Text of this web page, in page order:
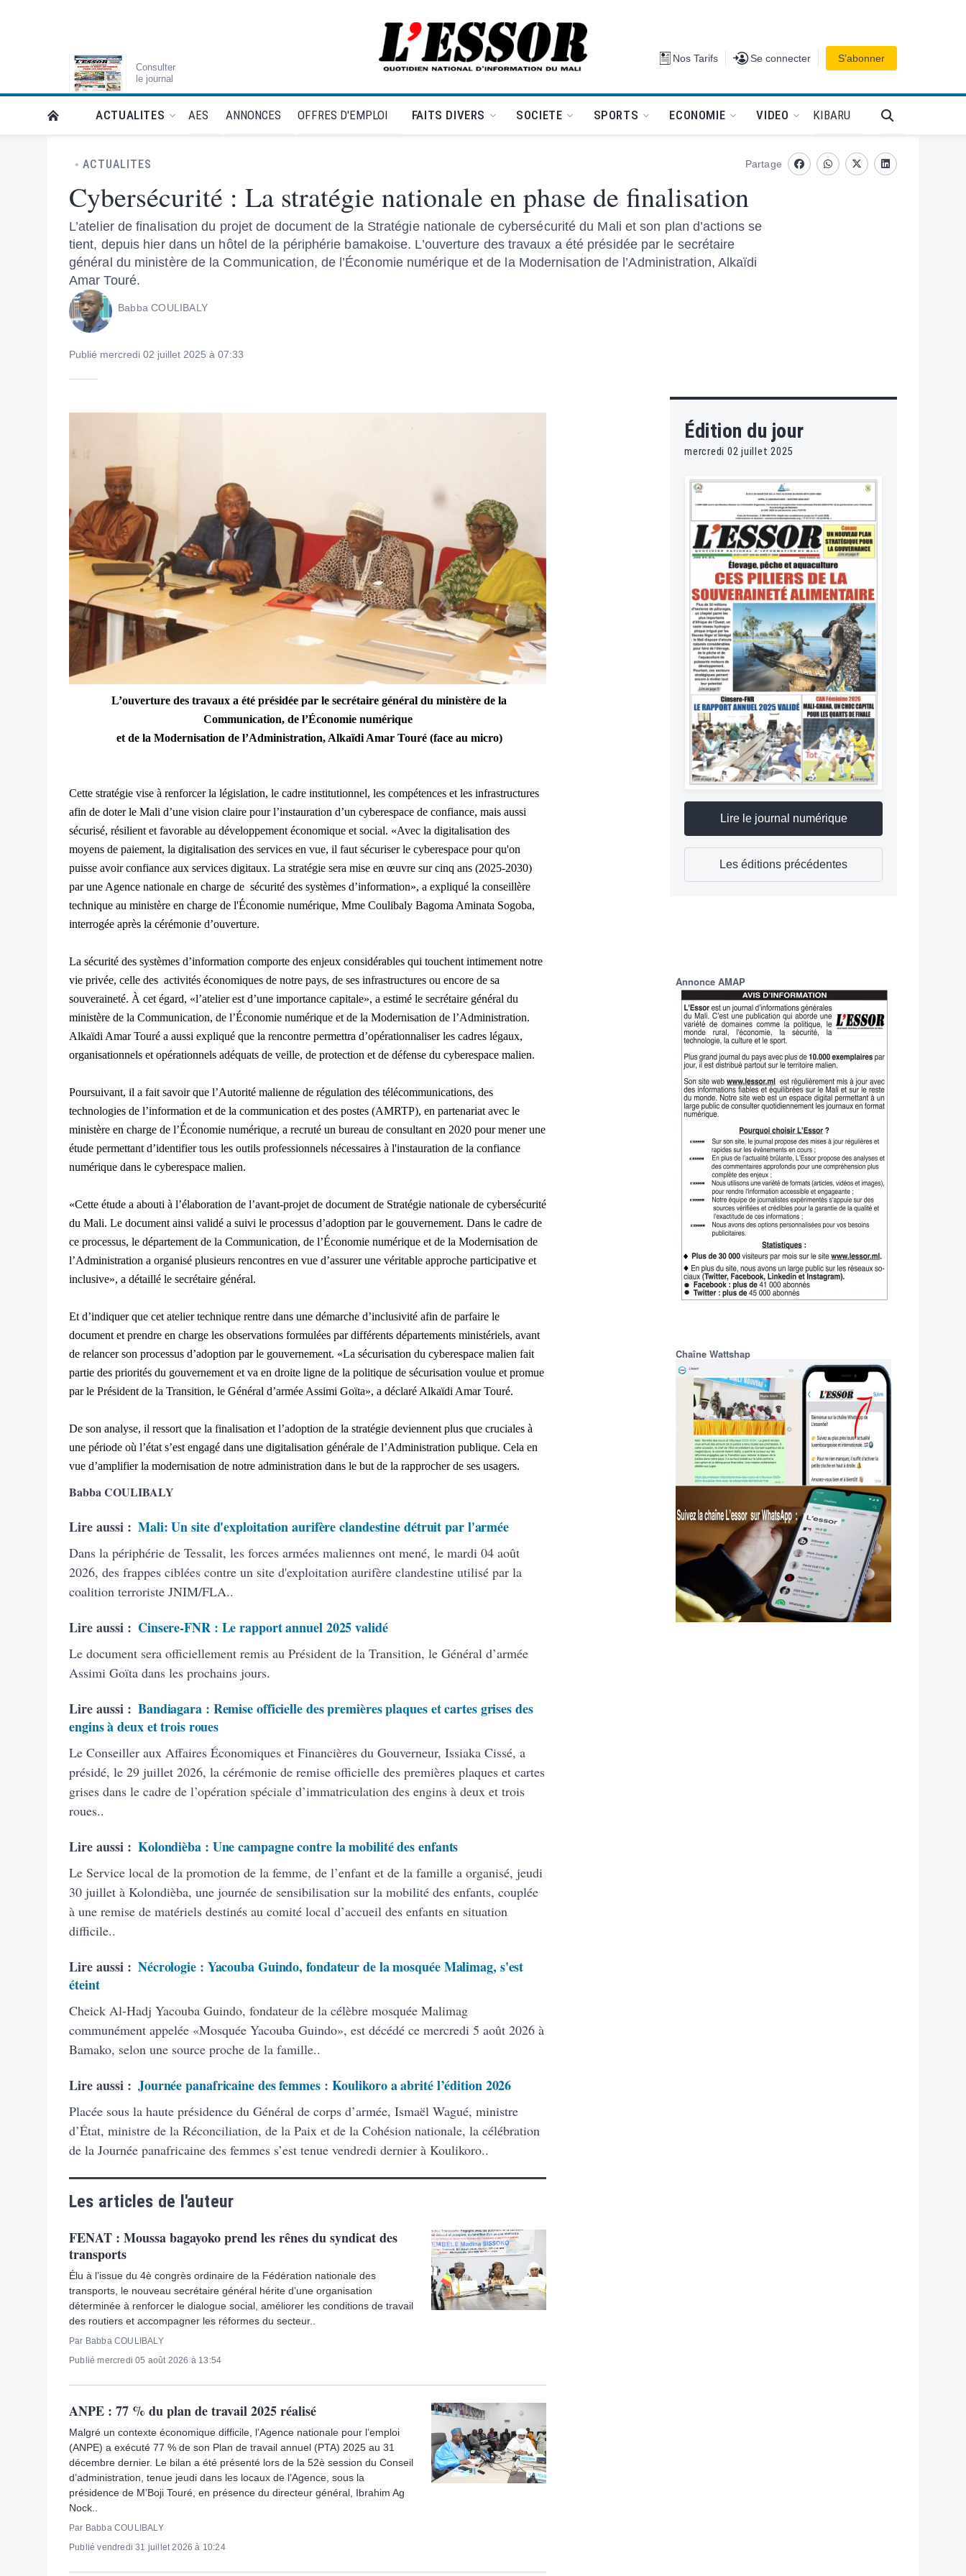
Consulter
le journal
L'Essor - retour à la une Nos Tarifs Se connecter
Se connecter S’abonner
RETOUR À LA PAGE D’ACCUEIL DE L'ESSOR
ACTUALITES AES ANNONCES OFFRES D'EMPLOI FAITS DIVERS SOCIETE SPORTS ECONOMIE VIDEO KIBARU
ACTUALITES
Cybersécurité : La stratégie nationale en phase de finalisation
L’atelier de finalisation du projet de document de la Stratégie nationale de cybersécurité du Mali et son plan d’actions se
tient, depuis hier dans un hôtel de la périphérie bamakoise. L’ouverture des travaux a été présidée par le secrétaire
général du ministère de la Communication, de l’Économie numérique et de la Modernisation de l’Administration, Alkaïdi
Amar Touré.
Babba COULIBALY
Publié mercredi 02 juillet 2025 à 07:33
Partage
FacebookwhatsappTwitterLinkedin
L’ouverture des travaux a été présidée par le secrétaire général du ministère de la
Communication, de l’Économie numérique
et de la Modernisation de l’Administration, Alkaïdi Amar Touré (face au micro)
Cette stratégie vise à renforcer la législation, le cadre institutionnel, les compétences et les infrastructures
afin de doter le Mali d’une vision claire pour l’instauration d’un cyberespace de confiance, mais aussi
sécurisé, résilient et favorable au développement économique et social. «Avec la digitalisation des
moyens de paiement, la digitalisation des services en vue, il faut sécuriser le cyberespace pour qu'on
puisse avoir confiance aux services digitaux. La stratégie sera mise en œuvre sur cinq ans (2025-2030)
par une Agence nationale en charge de sécurité des systèmes d’information», a expliqué la conseillère
technique au ministère en charge de l'Économie numérique, Mme Coulibaly Bagoma Aminata Sogoba,
interrogée après la cérémonie d’ouverture.
La sécurité des systèmes d’information comporte des enjeux considérables qui touchent intimement notre
vie privée, celle des activités économiques de notre pays, de ses infrastructures ou encore de sa
souveraineté. À cet égard, «l’atelier est d’une importance capitale», a estimé le secrétaire général du
ministère de la Communication, de l’Économie numérique et de la Modernisation de l’Administration.
Alkaïdi Amar Touré a aussi expliqué que la rencontre permettra d’opérationnaliser les cadres légaux,
organisationnels et opérationnels adéquats de veille, de protection et de défense du cyberespace malien.
Poursuivant, il a fait savoir que l’Autorité malienne de régulation des télécommunications, des
technologies de l’information et de la communication et des postes (AMRTP), en partenariat avec le
ministère en charge de l’Économie numérique, a recruté un bureau de consultant en 2020 pour mener une
étude permettant d’identifier tous les outils professionnels nécessaires à l'instauration de la confiance
numérique dans le cyberespace malien.
«Cette étude a abouti à l’élaboration de l’avant-projet de document de Stratégie nationale de cybersécurité
du Mali. Le document ainsi validé a suivi le processus d’adoption par le gouvernement. Dans le cadre de
ce processus, le département de la Communication, de l’Économie numérique et de la Modernisation de
l’Administration a organisé plusieurs rencontres en vue d’assurer une véritable approche participative et
inclusive», a détaillé le secrétaire général.
Et d’indiquer que cet atelier technique rentre dans une démarche d’inclusivité afin de parfaire le
document et prendre en charge les observations formulées par différents départements ministériels, avant
de relancer son processus d’adoption par le gouvernement. «La sécurisation du cyberespace malien fait
partie des priorités du gouvernement et va en droite ligne de la politique de sécurisation voulue et promue
par le Président de la Transition, le Général d’armée Assimi Goïta», a déclaré Alkaïdi Amar Touré.
De son analyse, il ressort que la finalisation et l’adoption de la stratégie deviennent plus que cruciales à
une période où l’état s’est engagé dans une digitalisation générale de l’Administration publique. Cela en
vue d’amplifier la modernisation de notre administration dans le but de la rapprocher de ses usagers.
Babba COULIBALY
Lire aussi : Mali: Un site d'exploitation aurifère clandestine détruit par l'armée
Dans la périphérie de Tessalit, les forces armées maliennes ont mené, le mardi 04 août
2026, des frappes ciblées contre un site d'exploitation aurifère clandestine utilisé par la
coalition terroriste JNIM/FLA..
Lire aussi : Cinsere-FNR : Le rapport annuel 2025 validé
Le document sera officiellement remis au Président de la Transition, le Général d’armée
Assimi Goïta dans les prochains jours.
Lire aussi : Bandiagara : Remise officielle des premières plaques et cartes grises des
engins à deux et trois roues
Le Conseiller aux Affaires Économiques et Financières du Gouverneur, Issiaka Cissé, a
présidé, le 29 juillet 2026, la cérémonie de remise officielle des premières plaques et cartes
grises dans le cadre de l’opération spéciale d’immatriculation des engins à deux et trois
roues..
Lire aussi : Kolondièba : Une campagne contre la mobilité des enfants
Le Service local de la promotion de la femme, de l’enfant et de la famille a organisé, jeudi
30 juillet à Kolondièba, une journée de sensibilisation sur la mobilité des enfants, couplée
à une remise de matériels destinés au comité local d’accueil des enfants en situation
difficile..
Lire aussi : Nécrologie : Yacouba Guindo, fondateur de la mosquée Malimag, s'est
éteint
Cheick Al-Hadj Yacouba Guindo, fondateur de la célèbre mosquée Malimag
communément appelée «Mosquée Yacouba Guindo», est décédé ce mercredi 5 août 2026 à
Bamako, selon une source proche de la famille..
Lire aussi : Journée panafricaine des femmes : Koulikoro a abrité l’édition 2026
Placée sous la haute présidence du Général de corps d’armée, Ismaël Wagué, ministre
d’État, ministre de la Réconciliation, de la Paix et de la Cohésion nationale, la célébration
de la Journée panafricaine des femmes s’est tenue vendredi dernier à Koulikoro..
Les articles de l'auteur
FENAT : Moussa bagayoko prend les rênes du syndicat des
transports
Élu à l’issue du 4è congrès ordinaire de la Fédération nationale des
transports, le nouveau secrétaire général hérite d’une organisation
déterminée à renforcer le dialogue social, améliorer les conditions de travail
des routiers et accompagner les réformes du secteur..
Par Babba COULIBALY
Publié mercredi 05 août 2026 à 13:54
ANPE : 77 % du plan de travail 2025 réalisé
Malgré un contexte économique difficile, l’Agence nationale pour l’emploi
(ANPE) a exécuté 77 % de son Plan de travail annuel (PTA) 2025 au 31
décembre dernier. Le bilan a été présenté lors de la 52è session du Conseil
d’administration, tenue jeudi dans les locaux de l’Agence, sous la
présidence de M’Boji Touré, en présence du directeur général, Ibrahim Ag
Nock..
Par Babba COULIBALY
Publié vendredi 31 juillet 2026 à 10:24
Édition du jour
mercredi 02 juillet 2025
Lire le journal numérique
Les éditions précédentes
Annonce AMAP
Chaîne Wattshap